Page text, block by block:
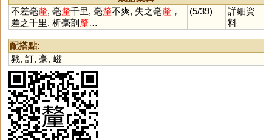
不差毫釐, 毫釐千里, 毫釐不爽, 失之毫釐，
差之千里, 析毫剖 釐…
(5/39)
詳細資
料
配搭點:
戥, 訂, 毫, 嵫